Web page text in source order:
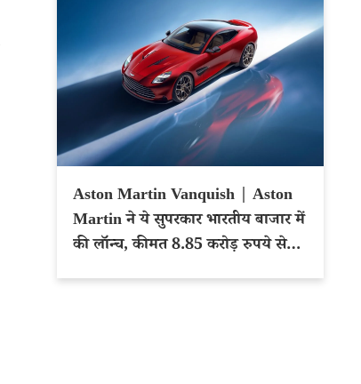
Aston Martin Vanquish | Aston
Martin ने ये सुपरकार भारतीय बाजार में
की लॉन्च, कीमत 8.85 करोड़ रुपये से